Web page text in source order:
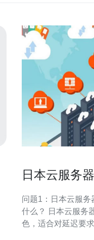
日本云服务
问题1：日本云服
什么？ 日本云服务
色，适合对延迟要